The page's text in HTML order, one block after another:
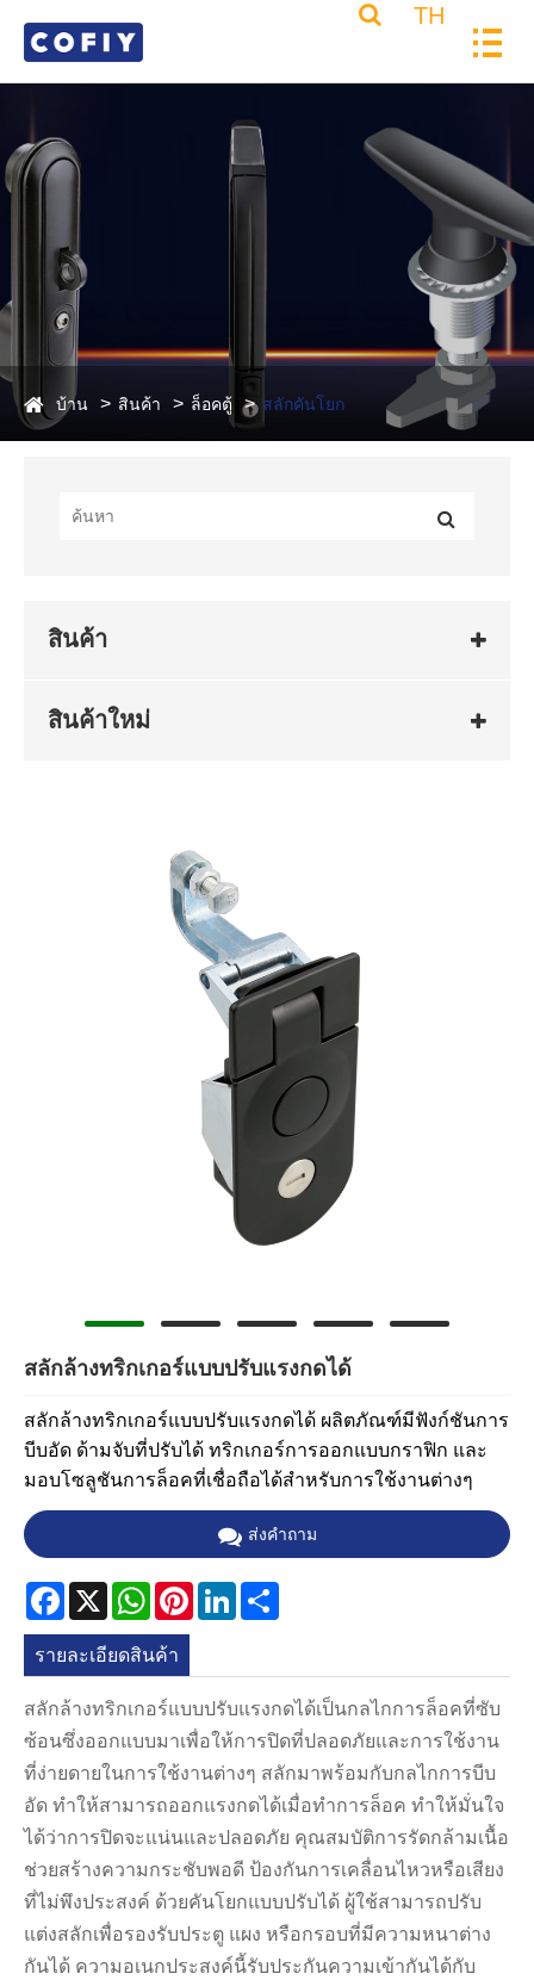
TH
บ้าน สินค้า ล็อคตู้ สลักคันโยก
สินค้า
สินค้าใหม่
สลักล้างทริกเกอร์แบบปรับแรงกดได้
สลักล้างทริกเกอร์แบบปรับแรงกดได้ ผลิตภัณฑ์มีฟังก์ชันการ
บีบอัด ด้ามจับที่ปรับได้ ทริกเกอร์การออกแบบกราฟิก และ
มอบโซลูชันการล็อคที่เชื่อถือได้สำหรับการใช้งานต่างๆ
ส่งคำถาม
Facebook
X WhatsApp
PinterestLinkedIn
รายละเอียดสินค้า
สลักล้างทริกเกอร์แบบปรับแรงกดได้เป็นกลไกการล็อคที่ซับ
ซ้อนซึ่งออกแบบมาเพื่อให้การปิดที่ปลอดภัยและการใช้งาน
ที่ง่ายดายในการใช้งานต่างๆ สลักมาพร้อมกับกลไกการบีบ
อัด ทำให้สามารถออกแรงกดได้เมื่อทำการล็อค ทำให้มั่นใจ
ได้ว่าการปิดจะแน่นและปลอดภัย คุณสมบัติการรัดกล้ามเนื้อ
ช่วยสร้างความกระชับพอดี ป้องกันการเคลื่อนไหวหรือเสียง
ที่ไม่พึงประสงค์ ด้วยคันโยกแบบปรับได้ ผู้ใช้สามารถปรับ
แต่งสลักเพื่อรองรับประตู แผง หรือกรอบที่มีความหนาต่าง
กันได้ ความอเนกประสงค์นี้รับประกันความเข้ากันได้กับ